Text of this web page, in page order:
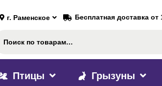
г. Раменское Бесплатная доставка от
Птицы Грызуны